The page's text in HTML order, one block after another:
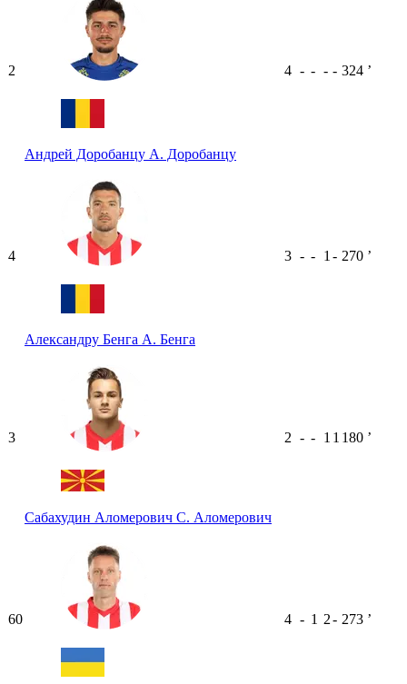
2
Андрей Доробанцу А. Доробанцу
4 - - - - 324 ʼ
4
Александру Бенга А. Бенга
3 - - 1 - 270 ʼ
3
Сабахудин Аломерович С. Аломерович
2 - - 1 1 180 ʼ
60 4 - 1 2- 273 ʼ